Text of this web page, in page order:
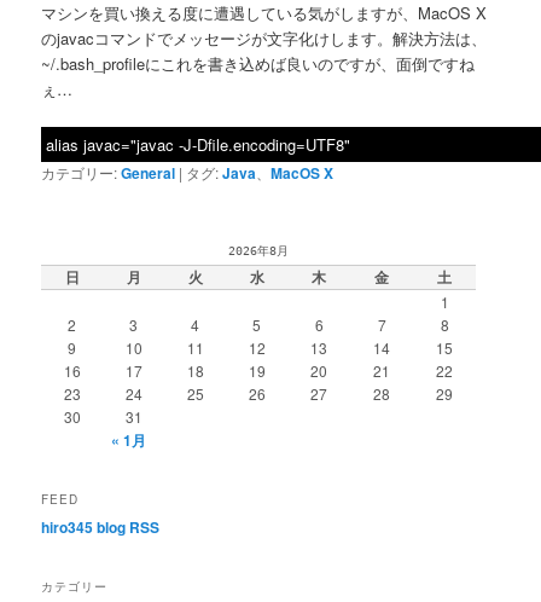
マシンを買い換える度に遭遇している気がしますが、MacOS X
のjavacコマンドでメッセージが文字化けします。解決方法は、
~/.bash_profileにこれを書き込めば良いのですが、面倒ですね
ぇ…
alias javac="javac -J-Dfile.encoding=UTF8"
カテゴリー:General | タグ:Java 、MacOS X
2026年8月
日 月 火 水 木 金 土
1
2
3 4 5 6 7
8
9
10 11 12 13 14
15
16
17 18 19 20 21
22
23
24 25 26 27 28
29
30
31
« 1月
FEED
hiro345 blog RSS
カテゴリー